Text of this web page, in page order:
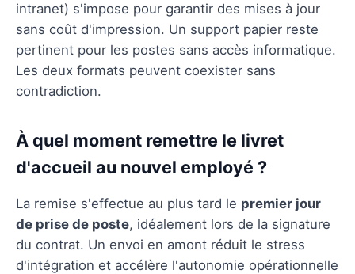
intranet) s'impose pour garantir des mises à jour
sans coût d'impression. Un support papier reste
pertinent pour les postes sans accès informatique.
Les deux formats peuvent coexister sans
contradiction.
À quel moment remettre le livret
d'accueil au nouvel employé ?
La remise s'effectue au plus tard le premier jour
de prise de poste, idéalement lors de la signature
du contrat. Un envoi en amont réduit le stress
d'intégration et accélère l'autonomie opérationnelle